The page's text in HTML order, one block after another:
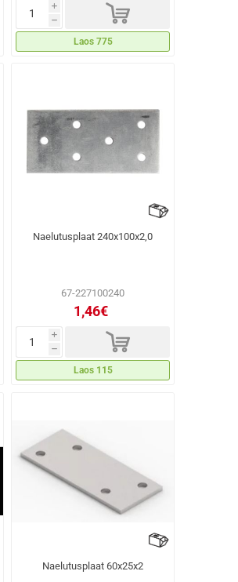
i
h d
Laos 775
Naelutusplaat 240x100x2,0
67-227100240
1,46€
i
h d
Laos 115
Naelutusplaat 60x25x2